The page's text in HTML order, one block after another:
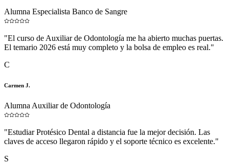
Alumna Especialista Banco de Sangre
"El curso de Auxiliar de Odontología me ha abierto muchas puertas.
El temario 2026 está muy completo y la bolsa de empleo es real."
C
Carmen J.
Alumna Auxiliar de Odontología
"Estudiar Protésico Dental a distancia fue la mejor decisión. Las
claves de acceso llegaron rápido y el soporte técnico es excelente."
S